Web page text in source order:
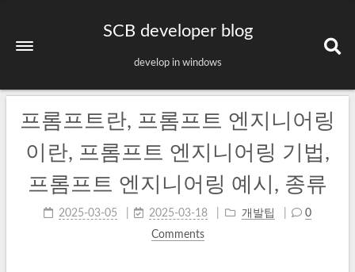
SCB developer blog
develop in windows
프롬프트란, 프롬프트 엔지니어링
이란, 프롬프트 엔지니어링 기법,
프롬프트 엔지니어링 예시, 종류
2025-03-05 2025-03-18 개발팁
0
Comments